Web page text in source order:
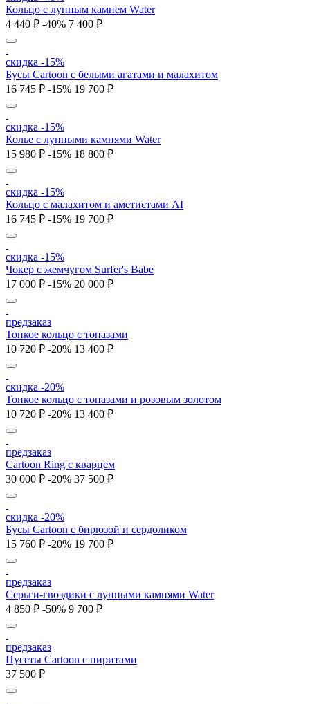
Кольцо с лунным камнем Water
4 440 ₽ -40% 7 400 ₽
скидка -15%
Бусы Cartoon с белыми агатами и малахитом
16 745 ₽ -15% 19 700 ₽
скидка -15%
Колье с лунными камнями Water
15 980 ₽ -15% 18 800 ₽
скидка -15%
Кольцо с малахитом и аметистами AI
16 745 ₽ -15% 19 700 ₽
скидка -15%
Чокер с жемчугом Surfer's Babe
17 000 ₽ -15% 20 000 ₽
предзаказ
Тонкое кольцо с топазами
10 720 ₽ -20% 13 400 ₽
скидка -20%
Тонкое кольцо с топазами и розовым золотом
10 720 ₽ -20% 13 400 ₽
предзаказ
Cartoon Ring с кварцем
30 000 ₽ -20% 37 500 ₽
скидка -20%
Бусы Cartoon с бирюзой и сердоликом
15 760 ₽ -20% 19 700 ₽
предзаказ
Серьги-гвоздики с лунными камнями Water
4 850 ₽ -50% 9 700 ₽
предзаказ
Пусеты Cartoon c пиритами
37 500 ₽